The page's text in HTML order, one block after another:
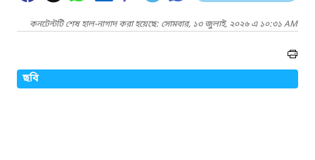
কনটেন্টটি শেষ হাল-নাগাদ করা হয়েছে: সোমবার, ১৩ জুলাই, ২০২৬ এ ১০:৩১ AM
ছবি